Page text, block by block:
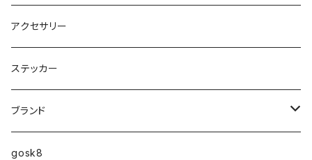
9インチ
9.2インチ
10インチ
ファンシェイプ
アクセサリー
ステッカー
ブランド
HIGHFIVE
gosk8